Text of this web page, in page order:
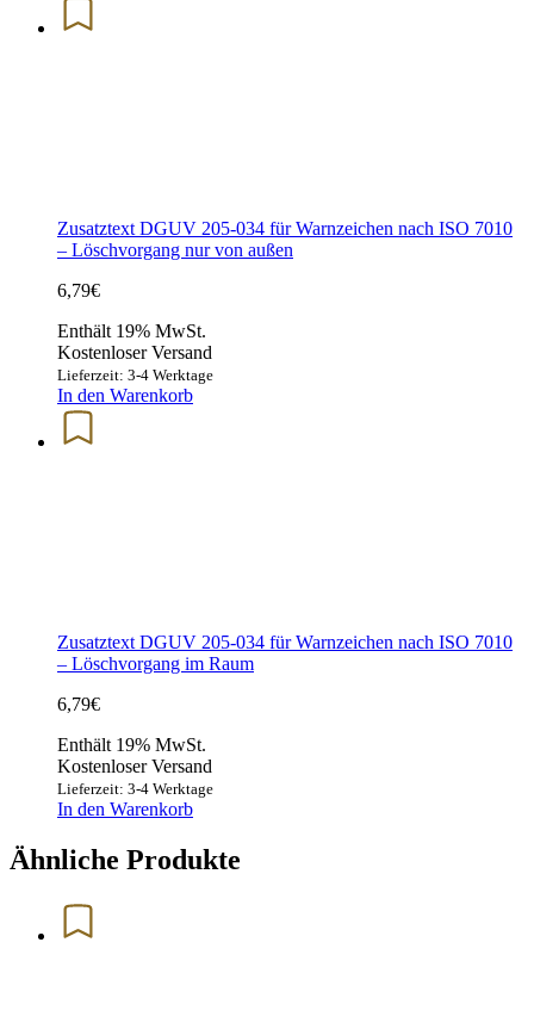
Zusatztext DGUV 205-034 für Warnzeichen nach ISO 7010
– Löschvorgang nur von außen
6,79€
Enthält 19% MwSt.
Kostenloser Versand
Lieferzeit: 3-4 Werktage
In den Warenkorb
Zusatztext DGUV 205-034 für Warnzeichen nach ISO 7010
– Löschvorgang im Raum
6,79€
Enthält 19% MwSt.
Kostenloser Versand
Lieferzeit: 3-4 Werktage
In den Warenkorb
Ähnliche Produkte